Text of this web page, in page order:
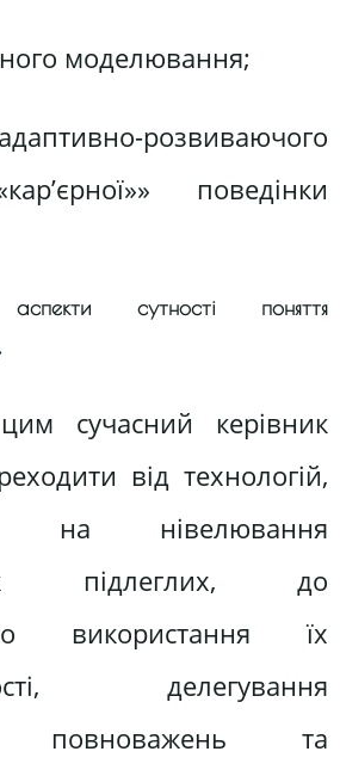
моделювання;
розвиваючого
поведінки
сутності поняття
сучасний керівник
від технологій,
на нівелювання
підлеглих, до
використання їх
делегування
повноважень та